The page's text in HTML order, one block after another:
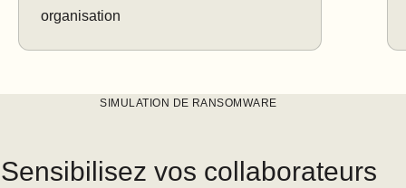
organisation
SIMULATION DE RANSOMWARE
Sensibilisez vos collaborateurs